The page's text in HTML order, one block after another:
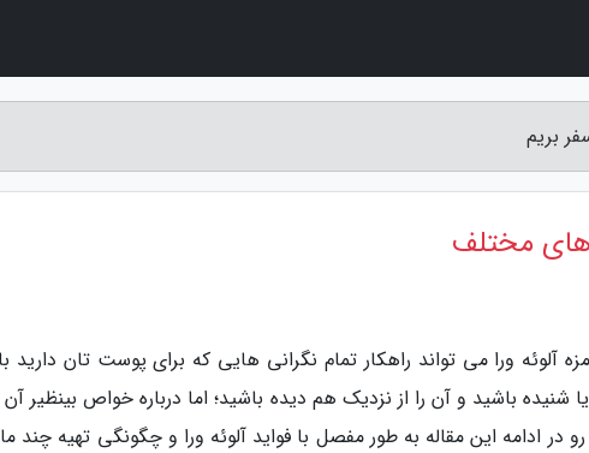
آلوئه ورا می تواند راهکار تمام نگرانی هایی که برای پوست تان دارید
باشید و آن را از نزدیک هم دیده باشید؛ اما درباره خواص بینظیر آن
در ادامه این مقاله به طور مفصل با فواید آلوئه ورا و چگونگی تهیه چند